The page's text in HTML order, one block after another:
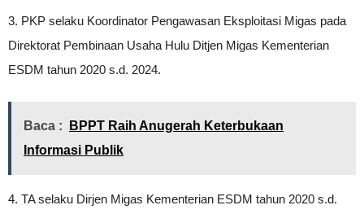
3. PKP selaku Koordinator Pengawasan Eksploitasi Migas pada
Direktorat Pembinaan Usaha Hulu Ditjen Migas Kementerian
ESDM tahun 2020 s.d. 2024.
Baca :
BPPT Raih Anugerah Keterbukaan
Informasi Publik
4. TA selaku Dirjen Migas Kementerian ESDM tahun 2020 s.d.